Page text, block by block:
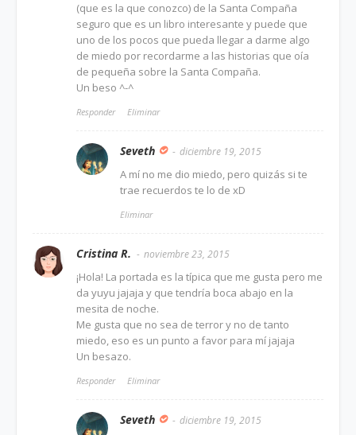
(que es la que conozco) de la Santa Compaña
seguro que es un libro interesante y puede que
uno de los pocos que pueda llegar a darme algo
de miedo por recordarme a las historias que oía
de pequeña sobre la Santa Compaña.
Un beso ^-^
Responder Eliminar
Seveth diciembre 19, 2015
A mí no me dio miedo, pero quizás si te
trae recuerdos te lo de xD
Eliminar
Cristina R. noviembre 23, 2015
¡Hola! La portada es la típica que me gusta pero me
da yuyu jajaja y que tendría boca abajo en la
mesita de noche.
Me gusta que no sea de terror y no de tanto
miedo, eso es un punto a favor para mí jajaja
Un besazo.
Responder Eliminar
Seveth diciembre 19, 2015